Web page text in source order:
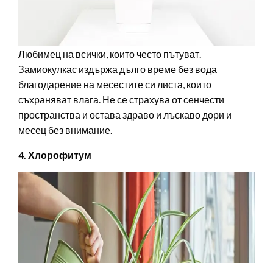
Любимец на всички, които често пътуват.
Замиокулкас издържа дълго време без вода
благодарение на месестите си листа, които
съхраняват влага. Не се страхува от сенчести
пространства и остава здраво и лъскаво дори и
месец без внимание.
4. Хлорофитум